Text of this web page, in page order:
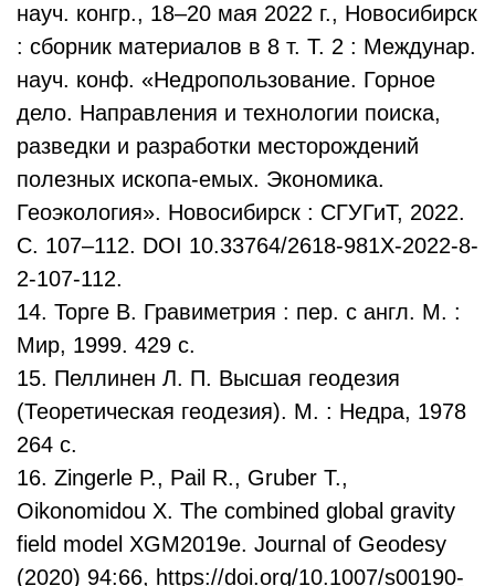
науч. конгр., 18–20 мая 2022 г., Новосибирск
: сборник материалов в 8 т. Т. 2 : Междунар.
науч. конф. «Недропользование. Горное
дело. Направления и технологии поиска,
разведки и разработки месторождений
полезных ископа-емых. Экономика.
Геоэкология». Новосибирск : СГУГиТ, 2022.
С. 107–112. DOI 10.33764/2618-981X-2022-8-
2-107-112.
14. Торге В. Гравиметрия : пер. с англ. М. :
Мир, 1999. 429 с.
15. Пеллинен Л. П. Высшая геодезия
(Теоретическая геодезия). М. : Недра, 1978
264 с.
16. Zingerle P., Pail R., Gruber T.,
Oikonomidou X. The combined global gravity
field model XGM2019e. Journal of Geodesy
(2020) 94:66, https://doi.org/10.1007/s00190-